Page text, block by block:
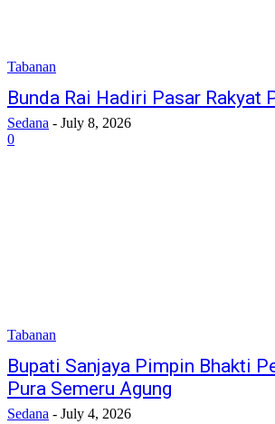
Tabanan
Bunda Rai Hadiri Pasar Rakyat
Sedana - July 8, 2026
0
Tabanan
Bupati Sanjaya Pimpin Bhakti
Pura Semeru Agung
Sedana - July 4, 2026